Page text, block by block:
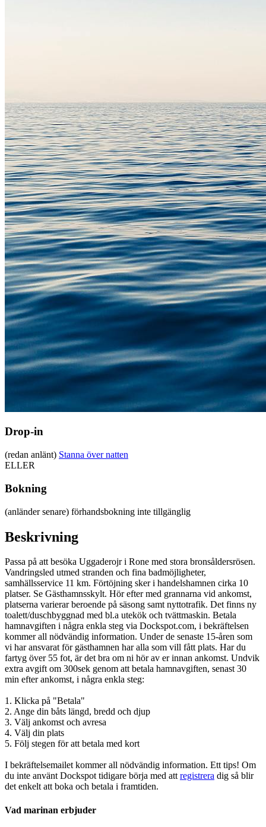
Drop-in
(redan anlänt) Stanna över natten
ELLER
Bokning
(anländer senare) förhandsbokning inte tillgänglig
Beskrivning
Passa på att besöka Uggaderojr i Rone med stora bronsåldersrösen.
Vandringsled utmed stranden och fina badmöjligheter,
samhällsservice 11 km. Förtöjning sker i handelshamnen cirka 10
platser. Se Gästhamnsskylt. Hör efter med grannarna vid ankomst,
platserna varierar beroende på säsong samt nyttotrafik. Det finns ny
toalett/duschbyggnad med bl.a utekök och tvättmaskin. Betala
hamnavgiften i några enkla steg via Dockspot.com, i bekräftelsen
kommer all nödvändig information. Under de senaste 15-åren som
vi har ansvarat för gästhamnen har alla som vill fått plats. Har du
fartyg över 55 fot, är det bra om ni hör av er innan ankomst. Undvik
extra avgift om 300sek genom att betala hamnavgiften, senast 30
min efter ankomst, i några enkla steg:
1. Klicka på "Betala"
2. Ange din båts längd, bredd och djup
3. Välj ankomst och avresa
4. Välj din plats
5. Följ stegen för att betala med kort
I bekräftelsemailet kommer all nödvändig information. Ett tips! Om
du inte använt Dockspot tidigare börja med attregistrera dig så blir
det enkelt att boka och betala i framtiden.
Vad marinan erbjuder